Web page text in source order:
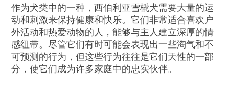
作为犬类中的一种，西伯利亚雪橇犬需要大量的运
动和刺激来保持健康和快乐。它们非常适合喜欢户
外活动和热爱动物的人，能够与主人建立深厚的情
感纽带。尽管它们有时可能会表现出一些淘气和不
可预测的行为，但这些行为往往是它们天性的一部
分，使它们成为许多家庭中的忠实伙伴。